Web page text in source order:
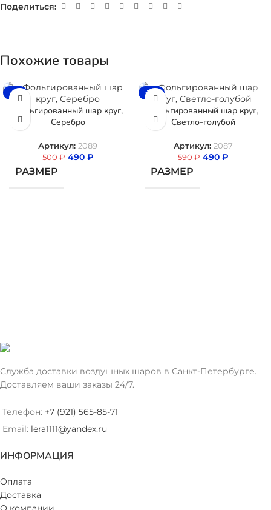
Поделиться:
Похожие товары
-2%
Фольгированный шар круг,
Серебро
Артикул: 2089
500₽ 490 ₽
РАЗМЕР
-17%
Фольгированный шар круг,
Светло-голубой
Артикул: 2087
590₽ 490 ₽
РАЗМЕР
Служба доставки воздушных шаров в Санкт-Петербурге.
Доставляем ваши заказы 24/7.
Телефон: +7 (921) 565-85-71
Email: lera1111@yandex.ru
ИНФОРМАЦИЯ
Оплата
Доставка